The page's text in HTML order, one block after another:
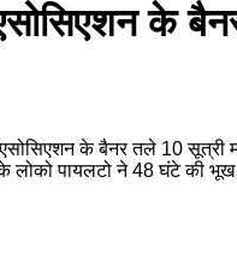
के
के बैनर तले 10
लोको पायलटो ने 48 घंटे की